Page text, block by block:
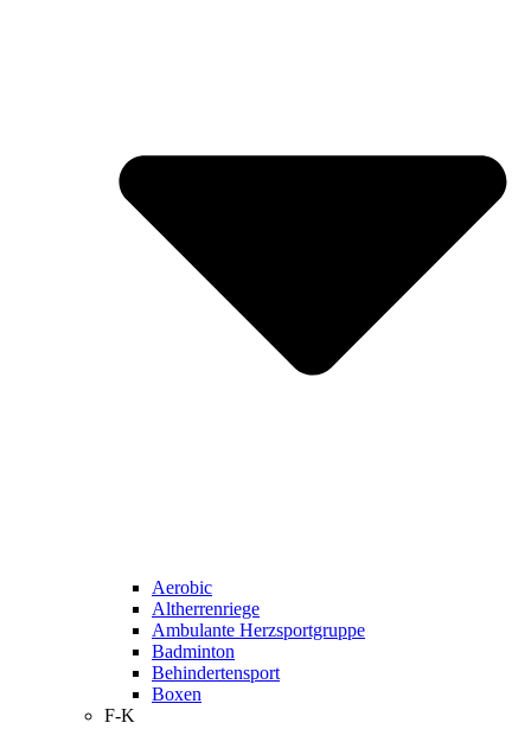
Aerobic
Altherrenriege
Ambulante Herzsportgruppe
Badminton
Behindertensport
Boxen
F-K